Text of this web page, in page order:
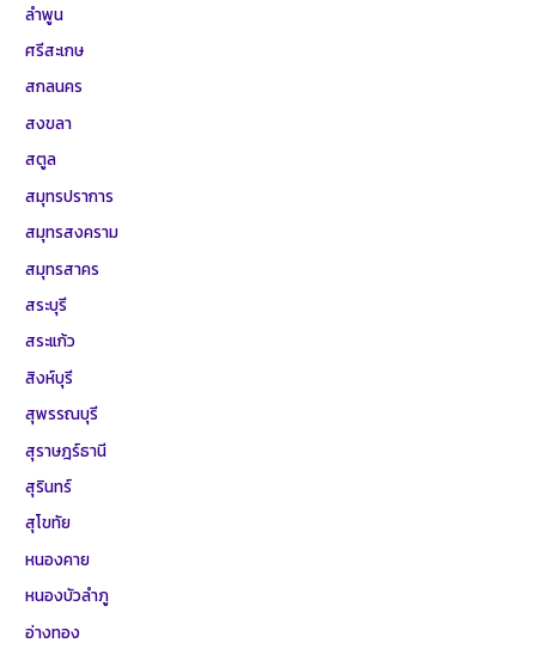
ลำพูน
ศรีสะเกษ
สกลนคร
สงขลา
สตูล
สมุทรปราการ
สมุทรสงคราม
สมุทรสาคร
สระบุรี
สระแก้ว
สิงห์บุรี
สุพรรณบุรี
สุราษฎร์ธานี
สุรินทร์
สุโขทัย
หนองคาย
หนองบัวลำภู
อ่างทอง